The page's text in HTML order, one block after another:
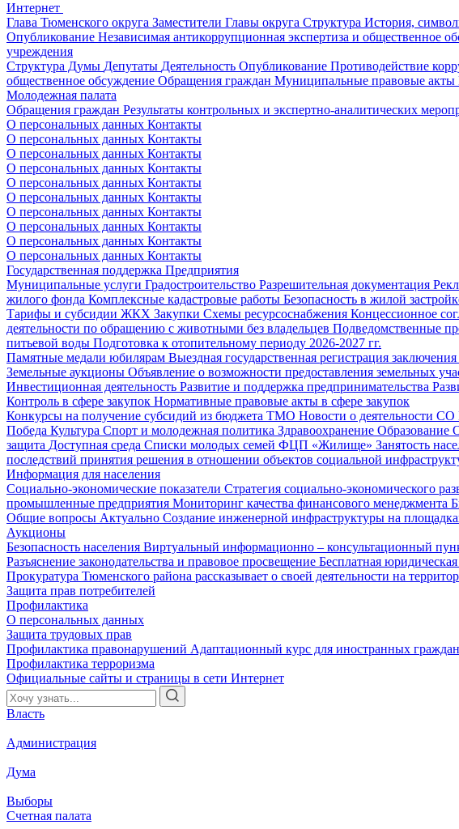
Интернет
Глава Тюменского округа Заместители Главы округа Структура История,
Опубликование Независимая антикоррупционная экспертиза и общественное
учреждения
Структура Думы Депутаты Деятельность Опубликование Противодействие
общественное обсуждение Обращения граждан Муниципальные правовые акты
Молодежная палата
Обращения граждан Результаты контрольных и экспертно-аналитических
О персональных данных Контакты
О персональных данных Контакты
О персональных данных Контакты
О персональных данных Контакты
О персональных данных Контакты
О персональных данных Контакты
О персональных данных Контакты
О персональных данных Контакты
О персональных данных Контакты
О персональных данных Контакты
Государственная поддержка Предприятия
Муниципальные услуги Градостроительство Разрешительная документация
жилого фонда Комплексные кадастровые работы Безопасность в жилой
Тарифы и субсидии ЖКХ Закупки Схемы ресурсоснабжения Концессионное
деятельности по обращению с животными без владельцев Подведомственные
питьевой воды Подготовка к отопительному периоду 2026-2027 гг.
Памятные медали юбилярам Выездная государственная регистрация заключения
Земельные аукционы Объявление о возможности предоставления земельных
Инвестиционная деятельность Развитие и поддержка предпринимательства
Контроль в сфере закупок Нормативные правовые акты в сфере закупок
Конкурсы на получение субсидий из бюджета ТМО Новости о деятельности
Победа Культура Спорт и молодежная политика Здравоохранение Образование
защита Доступная среда Списки молодых семей ФЦП «Жилище» Занятость
последствий принятия решения в отношении объектов социальной
Информация для населения
Социально-экономические показатели Стратегия социально-экономического
промышленные предприятия Мониторинг качества финансового менеджмента
Общие вопросы Актуально Создание инженерной инфраструктуры на
Аукционы
Безопасность населения Виртуальный информационно – консультационный
Разъяснение законодательства и правовое просвещение Бесплатная
Прокуратура Тюменского района рассказывает о своей деятельности на
Защита прав потребителей
Профилактика
О персональных данных
Защита трудовых прав
Профилактика правонарушений Адаптационный курс для иностранных граждан
Профилактика терроризма
Официальные сайты и страницы в сети Интернет
Власть
Администрация
Дума
Выборы
Счетная палата